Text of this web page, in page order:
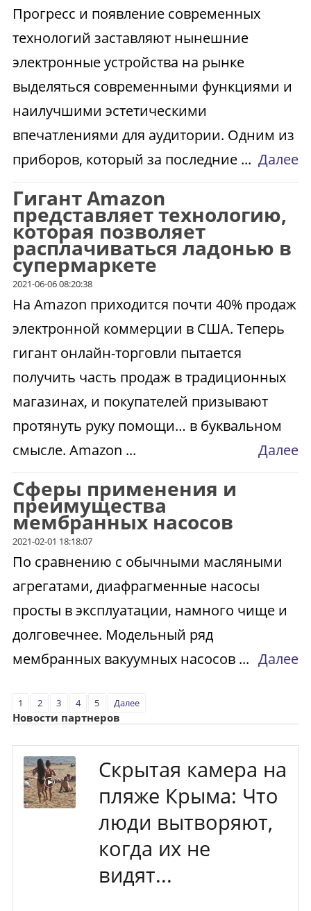
Прогресс и появление современных
технологий заставляют нынешние
электронные устройства на рынке
выделяться современными функциями и
наилучшими эстетическими
впечатлениями для аудитории. Одним из
приборов, который за последние ... Далее
Гигант Amazon
представляет технологию,
которая позволяет
расплачиваться ладонью в
супермаркете
2021-06-06 08:20:38
На Amazon приходится почти 40% продаж
электронной коммерции в США. Теперь
гигант онлайн-торговли пытается
получить часть продаж в традиционных
магазинах, и покупателей призывают
протянуть руку помощи… в буквальном
смысле. Amazon ...
Далее
Сферы применения и
преимущества
мембранных насосов
2021-02-01 18:18:07
По сравнению с обычными масляными
агрегатами, диафрагменные насосы
просты в эксплуатации, намного чище и
долговечнее. Модельный ряд
мембранных вакуумных насосов ... Далее
1 2 3 4 5 Далее
Новости партнеров
Скрытая камера на
пляже Крыма: Что
люди вытворяют,
когда их не
видят...